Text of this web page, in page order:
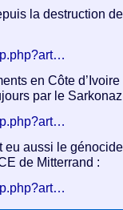
la destruction
en Côte
par le
eu aussi le
de Mitterrand :